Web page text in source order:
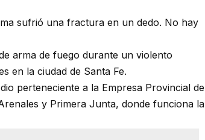
sufrió una fractura en un dedo. No hay
arma de fuego durante un violento
en la ciudad de Santa Fe.
perteneciente a la Empresa Provincial de
y Primera Junta, donde funciona la